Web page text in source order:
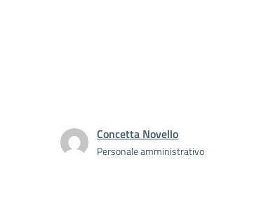
Concetta Novello
Personale amministrativo